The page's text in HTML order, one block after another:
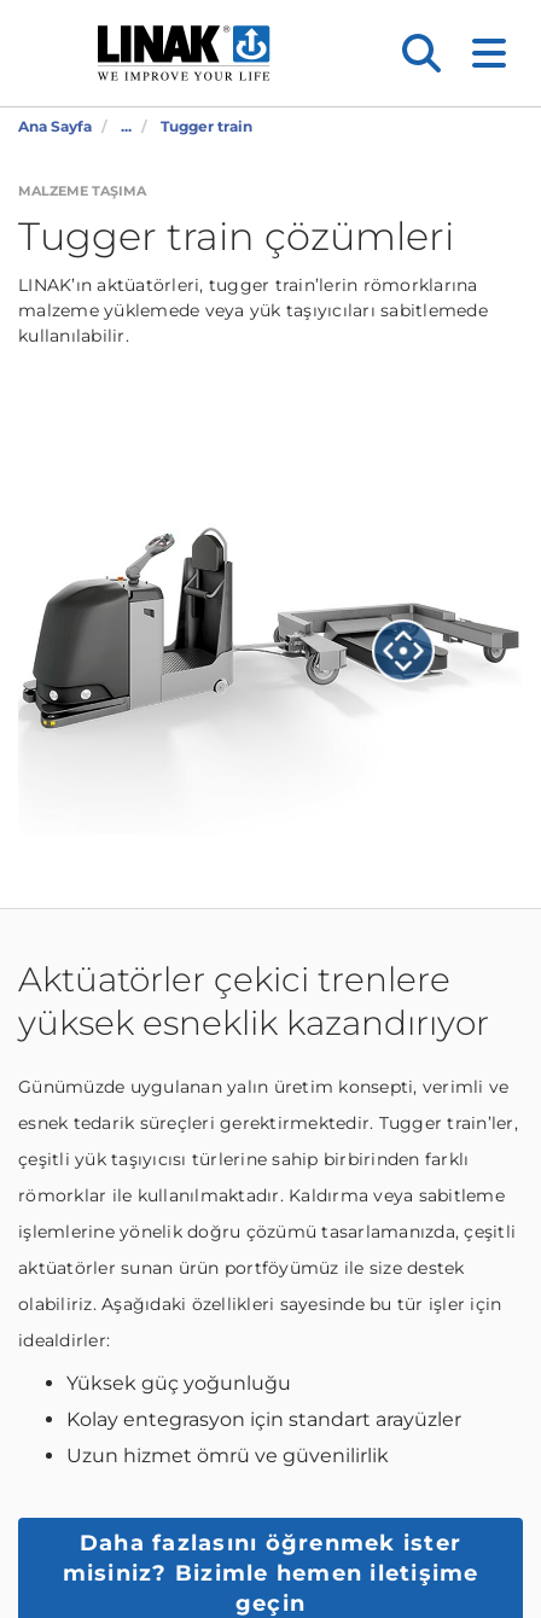
Ana Sayfa ... Tugger train
MALZEME TAŞIMA
Tugger train çözümleri
LINAK’ın aktüatörleri, tugger train’lerin römorklarına
malzeme yüklemede veya yük taşıyıcıları sabitlemede
kullanılabilir.
Aktüatörler çekici trenlere
yüksek esneklik kazandırıyor
Günümüzde uygulanan yalın üretim konsepti, verimli ve
esnek tedarik süreçleri gerektirmektedir. Tugger train’ler,
çeşitli yük taşıyıcısı türlerine sahip birbirinden farklı
römorklar ile kullanılmaktadır. Kaldırma veya sabitleme
işlemlerine yönelik doğru çözümü tasarlamanızda, çeşitli
aktüatörler sunan ürün portföyümüz ile size destek
olabiliriz. Aşağıdaki özellikleri sayesinde bu tür işler için
idealdirler:
Yüksek güç yoğunluğu
Kolay entegrasyon için standart arayüzler
Uzun hizmet ömrü ve güvenilirlik
Daha fazlasını öğrenmek ister
misiniz? Bizimle hemen iletişime
geçin